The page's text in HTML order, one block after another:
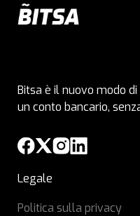
Bitsa è il nuovo modo
un conto bancario,
Legale
Politica sulla privacy